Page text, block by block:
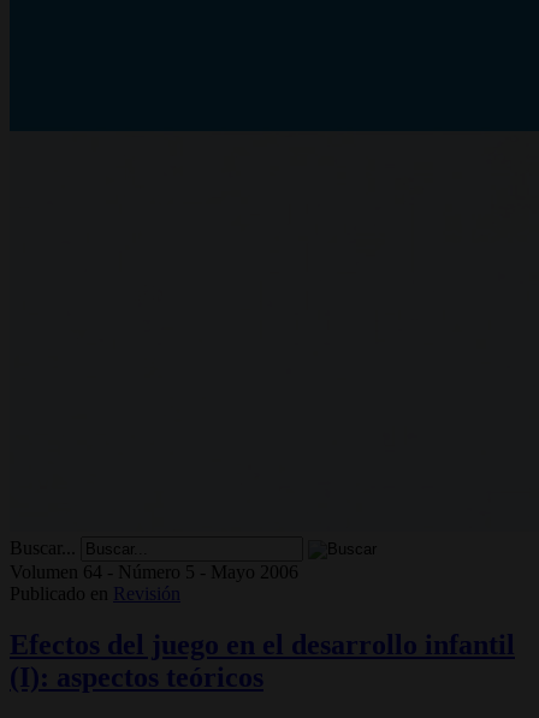
Buscar...
Volumen 64 - Número 5 - Mayo 2006
Publicado en
Revisión
Efectos del juego en el desarrollo infantil
(I): aspectos teóricos